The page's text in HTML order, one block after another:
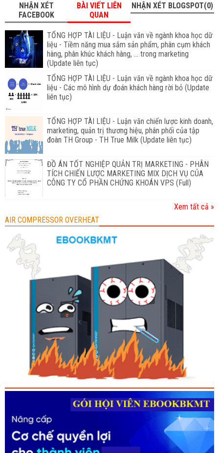
NHẬN XÉT
FACEBOOK
BÀI VIẾT LIÊN
QUAN
NHẬN XÉT BLOGSPOT(0)
TỔNG HỢP TÀI LIỆU - Luận văn về ngành khoa học dữ
liệu - Tiềm năng mua sắm sản phẩm, phân cụm khách
hàng, phân khúc khách hàng, ... trong marketing
(Update liên tục)
TỔNG HỢP TÀI LIỆU - Luận văn về ngành khoa học dữ
liệu - Các mô hình dự đoán khách hàng rời bỏ (Update
liên tục)
TỔNG HỢP TÀI LIỆU - Luận văn chiến lược kinh doanh,
marketing, quản trị thương hiệu, phân phối của tập
đoàn TH Group - TH True Milk (Update liên tục)
ĐỒ ÁN TỐT NGHIỆP QUẢN TRỊ MARKETING - PHÂN
TÍCH CHIẾN LƯỢC MARKETING MIX DỊCH VỤ CỦA
CÔNG TY CỔ PHẦN CHỨNG KHOÁN VPS (Full)
Xem tất cả »
AIR COMPRESSOR OVERHEAT